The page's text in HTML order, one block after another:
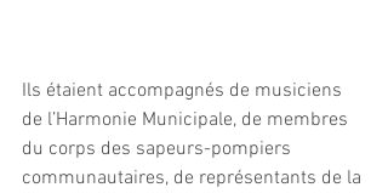
Ils étaient accompagnés de musiciens
de l’Harmonie Municipale, de membres
du corps des sapeurs-pompiers
communautaires, de représentants de la